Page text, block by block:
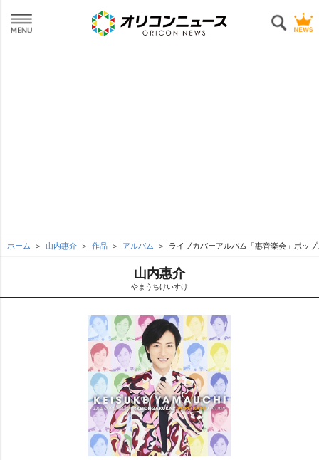
ホーム 山内惠介 作品 アルバム ライブカバーアルバム「惠音楽会」ポッ
山内惠介
まうちけいすけ